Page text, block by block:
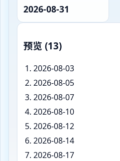
2026-08-31
预览 (13)
2026-08-03
2026-08-05
2026-08-07
2026-08-10
2026-08-12
2026-08-14
2026-08-17